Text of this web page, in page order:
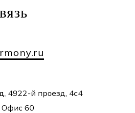
4922-й проезд, 4с4
Офис 60